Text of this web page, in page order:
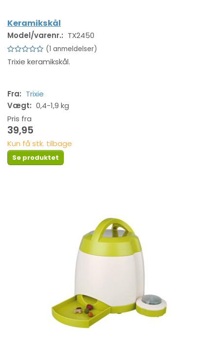
Keramikskål
Model/varenr.: TX2450
1 anmeldelser
Trixie keramikskål.
Fra: Trixie
Vægt: 0,4-1,9 kg
Pris fra
39,95
Kun få stk. tilbage
Se produktet